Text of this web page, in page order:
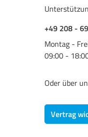
+49 208 -
Montag -
09:00 -
Oder über
Vertrag